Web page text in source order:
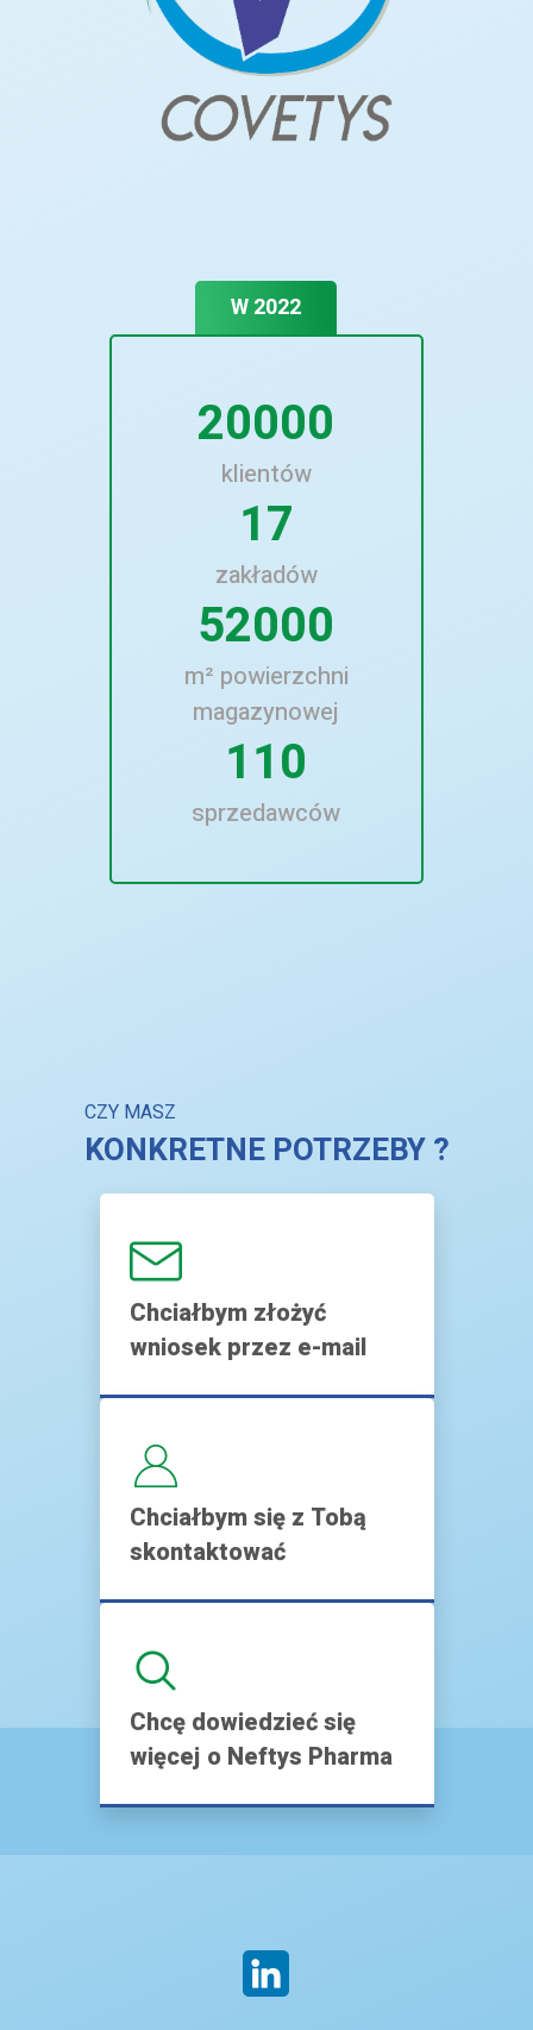
W 2022
20000
klientów
17
zakładów
52000
m² powierzchni
magazynowej
110
sprzedawców
CZY MASZ
KONKRETNE POTRZEBY ?
Chciałbym złożyć
wniosek przez e-mail
Chciałbym się z Tobą
skontaktować
Chcę dowiedzieć się
więcej o Neftys Pharma